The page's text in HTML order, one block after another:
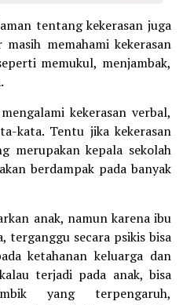
tentang kekerasan juga
memahami kekerasan
memukul, menjambak,
kekerasan verbal,
kata. Tentu jika kekerasan
merupakan kepala sekolah
berdampak pada banyak
anak, namun karena ibu
terganggu secara psikis bisa
ketahanan keluarga dan
terjadi pada anak, bisa
yang terpengaruh,